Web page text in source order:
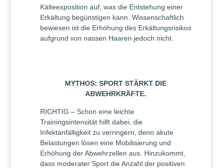
Kälteexposition auf, was die Entstehung einer
Erkältung begünstigen kann. Wissenschaftlich
bewiesen ist die Erhöhung des Erkältungsrisikos
aufgrund von nassen Haaren jedoch nicht.
MYTHOS: SPORT STÄRKT DIE
ABWEHRKRÄFTE.
RICHTIG – Schon eine leichte
Trainingsintensität hilft dabei, die
Infektanfälligkeit zu verringern, denn akute
Belastungen lösen eine Mobilisierung und
Erhöhung der Abwehrzellen aus. Hinzukommt,
dass moderater Sport die Anzahl der positiven